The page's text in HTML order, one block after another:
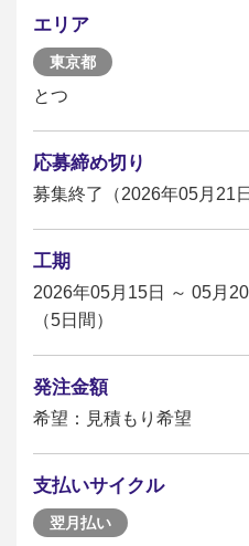
エリア
東京都
とつ
応募締め切り
募集終了（2026年05月21
工期
2026年05月15日 ～ 05月20
（5日間）
発注金額
希望：見積もり希望
支払いサイクル
翌月払い